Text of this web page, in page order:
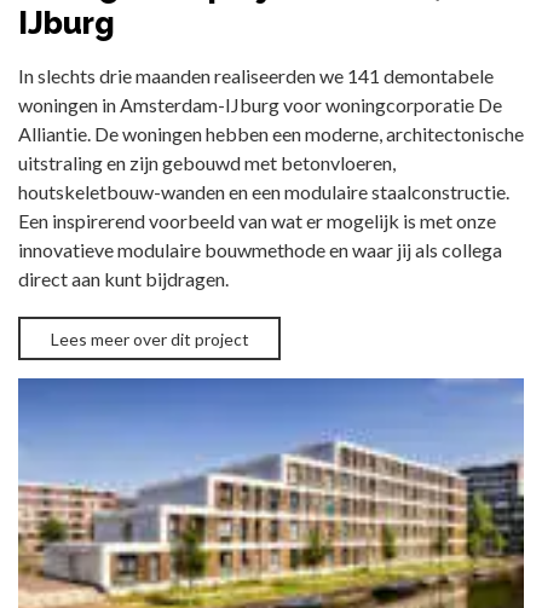
IJburg
In slechts drie maanden realiseerden we 141 demontabele
woningen in Amsterdam-IJburg voor woningcorporatie De
Alliantie. De woningen hebben een moderne, architectonische
uitstraling en zijn gebouwd met betonvloeren,
houtskeletbouw-wanden en een modulaire staalconstructie.
Een inspirerend voorbeeld van wat er mogelijk is met onze
innovatieve modulaire bouwmethode en waar jij als collega
direct aan kunt bijdragen.
Lees meer over dit project